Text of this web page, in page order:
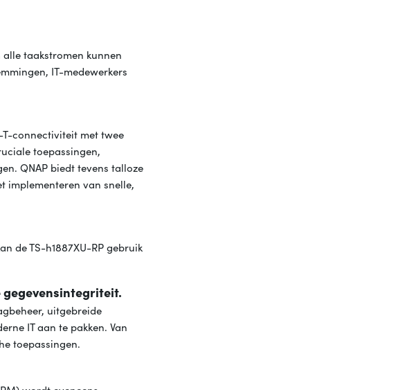
taakstromen kunnen
IT-medewerkers
T-connectiviteit met twee
toepassingen,
QNAP biedt tevens talloze
implementeren van snelle,
de TS-h1887XU-RP gebruik
gegevensintegriteit.
uitgebreide
IT aan te pakken. Van
toepassingen.